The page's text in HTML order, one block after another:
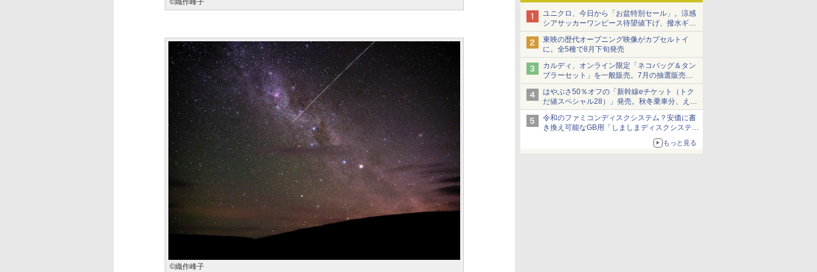
ユニクロ、今日から「お盆特別セール」。涼感
シアサッカーワンピース待望値下げ、撥水ギア
ショーツは1990円に
東映の歴代オープニング映像がカプセルトイ
に。全5種で8月下旬発売
カルディ、オンライン限定「ネコバッグ＆タン
ブラーセット」を一般販売。7月の抽選販売の
当選無効分
はやぶさ50％オフの「新幹線eチケット（トク
だ値スペシャル28）」発売。秋冬乗車分、えき
ねっと限定
令和のファミコンディスクシステム？安価に書
き換え可能なGB用「しましまディスクシステ
もっと見る
©織作峰子
©織作峰子